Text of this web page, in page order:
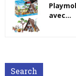
avec...
Search